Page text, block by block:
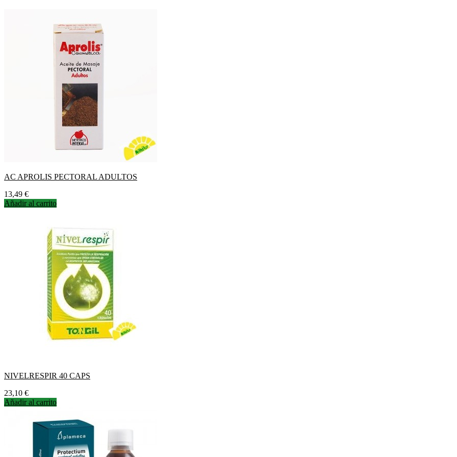
AC APROLIS PECTORAL ADULTOS
Precio
13,49 €
Añadir al carrito
NIVELRESPIR 40 CAPS
Precio
23,10 €
Añadir al carrito